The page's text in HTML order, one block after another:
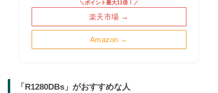
Amazon →
＼ポイント最大11倍！／
楽天市場 →
「 R1280DBs 」がおすすめな人